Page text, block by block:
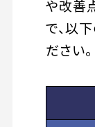
や改善
で、以
ださい。